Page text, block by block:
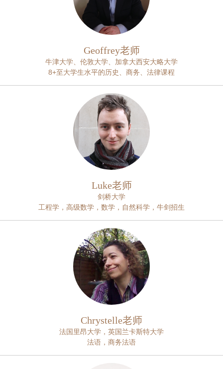
Geoffrey老师
牛津大学、伦敦大学、加拿大西安大略大学
8+至大学生水平的历史、商务、法律课程
Luke老师
剑桥大学
工程学，高级数学，数学，自然科学，牛剑招生
Chrystelle老师
法国里昂大学，英国兰卡斯特大学
法语，商务法语